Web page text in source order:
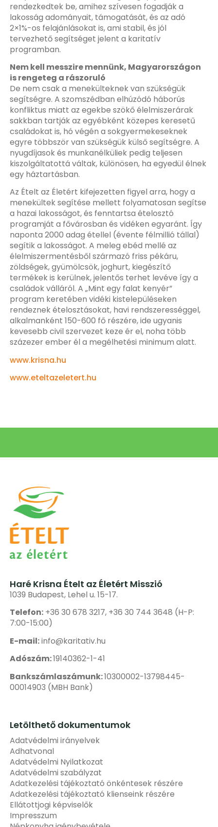
rendezkedtek be, amihez szívesen fogadják a
lakosság adományait, támogatását, és az adó
2×1%-os felajánlásokat is, ami stabil, és jól
tervezhető segítséget jelent a karitatív
programban.
Nem kell messzire mennünk, Magyarországon
is rengeteg a rászoruló
De nem csak a menekülteknek van szükségük
segítségre. A szomszédban elhúzódó háborús
konfliktus miatt az egekbe szökő élelmiszerárak
sakkban tartják az egyébként közepes keresetű
családokat is, hó végén a sokgyermekeseknek
egyre többször van szükségük külső segítségre. A
nyugdíjasok és munkanélküliek pedig teljesen
kiszolgáltatottá váltak, különösen, ha egyedül élnek
egy háztartásban.
Az Ételt az Életért kifejezetten figyel arra, hogy a
menekültek segítése mellett folyamatosan segítse
a hazai lakosságot, és fenntartsa ételosztó
programját a fővárosban és vidéken egyaránt. Így
naponta 2000 adag étellel (évente félmillió tállal)
segítik a lakosságot. A meleg ebéd mellé az
élelmiszermentésből származó friss pékáru,
zöldségek, gyümölcsök, joghurt, kiegészítő
termékek is kerülnek, jelentős terhet levéve így a
családok válláról. A „Mint egy falat kenyér”
program keretében vidéki kistelepüléseken
rendeznek ételosztásokat, havi rendszerességgel,
alkalmanként 150-600 fő részére, ide ugyanis
kevesebb civil szervezet keze ér el, noha több
százezer ember él a megélhetési minimum alatt.
www.krisna.hu
www.eteltazeletert.hu
Haré Krisna Ételt az Életért Misszió
1039 Budapest, Lehel u. 15-17.
Telefon: +36 30 678 3217, +36 30 744 3648 (H-P:
7:00-15:00)
E-mail:info@karitativ.hu
Adószám:19140362-1-41
Bankszámlaszámunk:10300002-13798445-
00014903 (MBH Bank)
Letölthető dokumentumok
Adatvédelmi irányelvek
Adhatvonal
Adatvédelmi Nyilatkozat
Adatvédelmi szabályzat
Adatkezelési tájékoztató önkéntesek részére
Adatkezelési tájékoztató klienseink részére
Ellátottjogi képviselők
Impresszum